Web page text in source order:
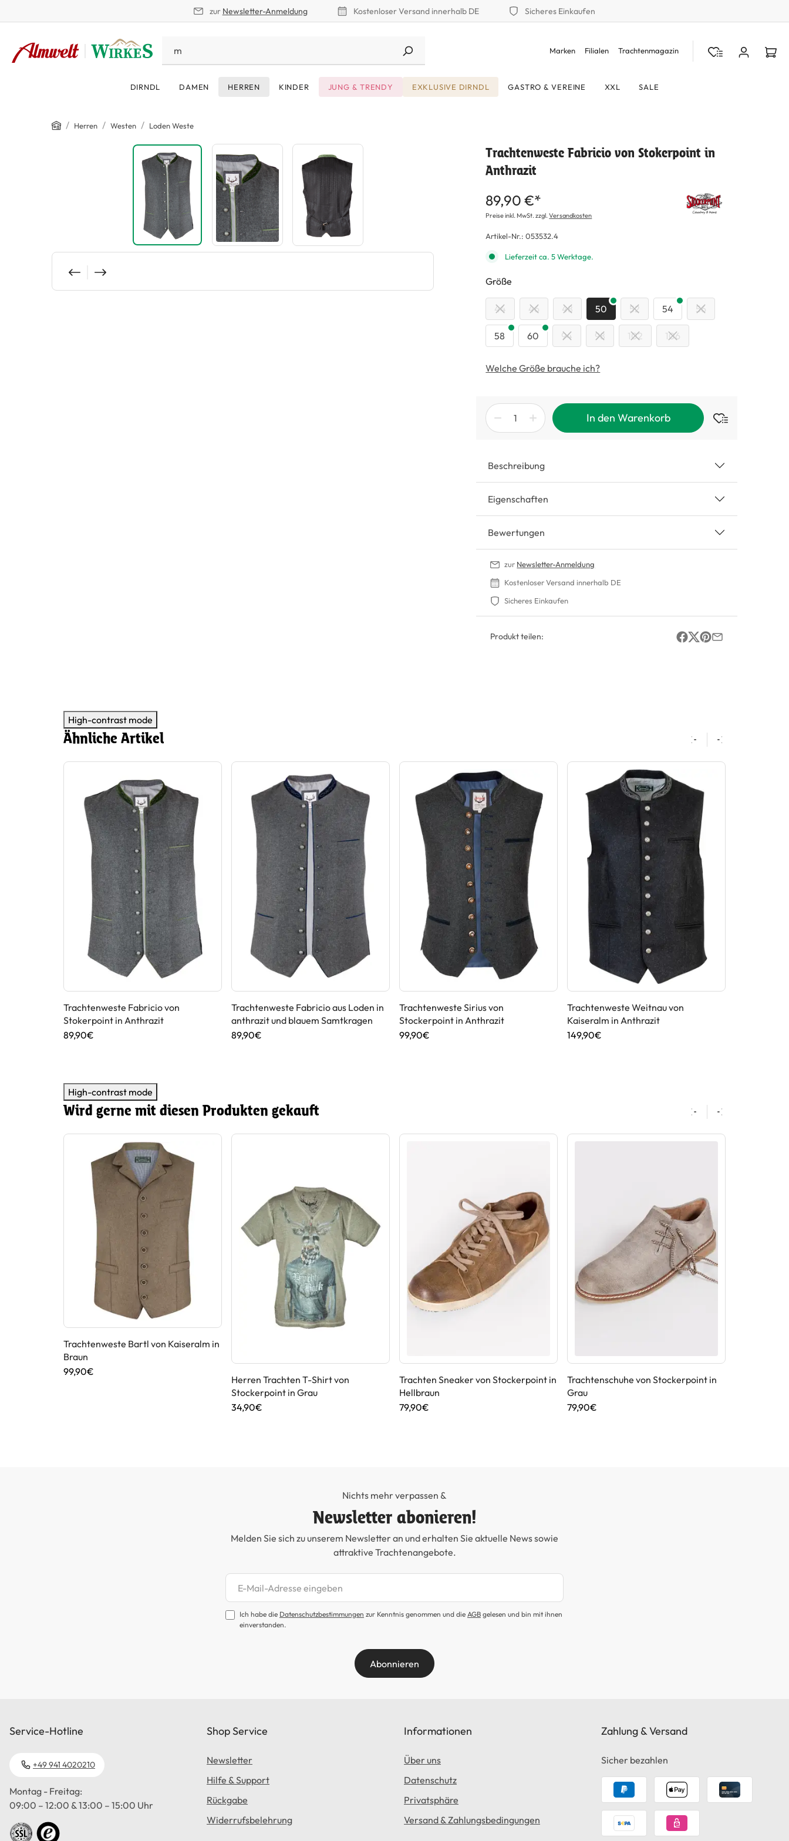
zur Newsletter-Anmeldung Kostenloser Versand innerhalb DE Sicheres Einkaufen
Marken Filialen Trachtenmagazin
DIRNDL DAMEN HERREN KINDER JUNG & TRENDY EXKLUSIVE DIRNDL GASTRO & VEREINE XXL SALE
Home
/ Herren / Westen / Loden Weste
Bildergalerie überspringen
Trachtenweste Fabricio von Stokerpoint in
Anthrazit
89,90 €*
Preise inkl. MwSt. zzgl.Versandkosten
Artikel-Nr.:053532.4
Lieferzeit ca. 5 Werktage.
Größe
44 46 48 50 52 54 56
58 60 94 98 102 106
Welche Größe brauche ich?
In den Warenkorb
Beschreibung
Eigenschaften
Bewertungen
zur Newsletter-Anmeldung
Kostenloser Versand innerhalb DE
Sicheres Einkaufen
Produkt teilen:
High-contrast mode
Ähnliche Artikel
Trachtenweste Fabricio von
Stokerpoint in Anthrazit
89,90€
Trachtenweste Fabricio aus Loden in
anthrazit und blauem Samtkragen
89,90€
Trachtenweste Sirius von
Stockerpoint in Anthrazit
99,90€
Trachtenweste Weitnau von
Kaiseralm in Anthrazit
149,90€
High-contrast mode
Wird gerne mit diesen Produkten gekauft
Trachtenweste Bartl von Kaiseralm in
Braun
99,90€
Herren Trachten T-Shirt von
Stockerpoint in Grau
34,90€
Trachten Sneaker von Stockerpoint in
Hellbraun
79,90€
Trachtenschuhe von Stockerpoint in
Grau
79,90€
Nichts mehr verpassen &
Newsletter abonieren!
Melden Sie sich zu unserem Newsletter an und erhalten Sie aktuelle News sowie
attraktive Trachtenangebote.
Newsletter abonnieren
Ich habe die Datenschutzbestimmungen zur Kenntnis genommen und die AGB gelesen und bin mit ihnen
einverstanden.
Abonnieren
Service-Hotline
+49 941 4020210
Montag - Freitag:
09:00 – 12:00 & 13:00 – 15:00 Uhr
Shop Service
Newsletter
Hilfe & Support
Rückgabe
Widerrufsbelehrung
Informationen
Über uns
Datenschutz
Privatsphäre
Versand & Zahlungsbedingungen
Zahlung & Versand
Sicher bezahlen